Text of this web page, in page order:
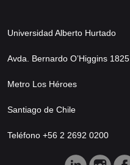
Universidad Alberto Hurtado
Avda. Bernardo O’Higgins 1825
Metro Los Héroes
Santiago de Chile
Teléfono +56 2 2692 0200